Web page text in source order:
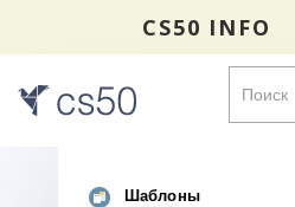
CS50 INFO
Шаблоны